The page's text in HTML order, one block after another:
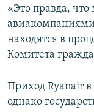
«Это правда,
находятся в
Комитета
Приход Ryanair
однако